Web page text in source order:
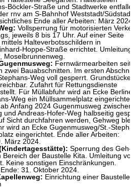
Böckler-Straße und Stadtwerke
rnv am S-Bahnhof Weststadt/
Ende aller Arbeiten: März 2024.
Vollsperrung für motorisierten
jeweils 8 bis 17 Uhr. Auf einer Seite
Halteverbotsschildern in
Hoppe-Straße errichtet.
Moselbrunnenweg.
Fernwärmearbeiten seit
zwei Bauabschnitten. Im ersten
Weg voll gesperrt. Grundstücke
Zufahrt für Rettungsdienste
Für Müllabfuhr wird an Ecke
Weg ein Müllsammelplatz
Anfang 2024 Gugenmusweg zwischen
und Andreas-Hofer-Weg halbseitig
Sicht durchfahren werden, Gehweg
wird an Ecke Gugenmusweg/St.-
eingerichtet. Ende aller Arbeiten:
März 2024.
Sperrung des Geh-
der Baustelle Kita. Umleitung vor
Keine sonstigen Einschränkungen.
31. Oktober 2024.
Einrichtung einer Baustelle